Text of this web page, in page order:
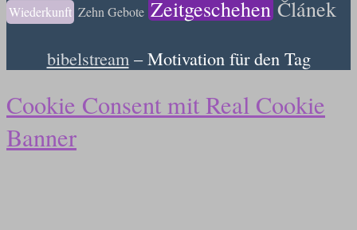
Wiederkunft Zehn Gebote Zeitgeschehen Článek
bibelstream– Motivation für den Tag
Cookie Consent mit Real Cookie
Banner